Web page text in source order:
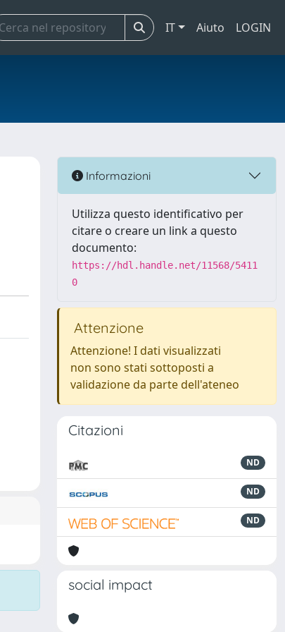
IT Aiuto LOGIN
Informazioni
Utilizza questo identificativo per
citare o creare un link a questo
documento:
https://hdl.handle.net/11568/5411
0
Attenzione
Attenzione! I dati visualizzati
non sono stati sottoposti a
validazione da parte dell'ateneo
Citazioni
ND
ND
ND
social impact